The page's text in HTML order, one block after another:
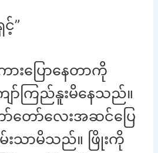
င့်”
ားပြောနေတာကို
ော်ကြည်နူးမိနေသည်။
ာ်တော်လေးအဆင်ပြေ
းသာမိသည်။ ဖြိုးကို